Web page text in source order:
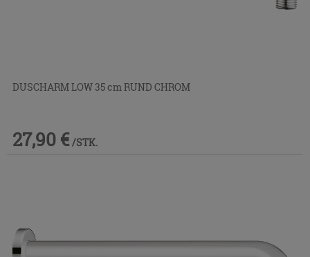
DUSCHARM LOW 35 cm RUND CHROM
27,90 € /STK.